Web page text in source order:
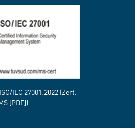
IEC 27001:2022 (Zert.-
[PDF])